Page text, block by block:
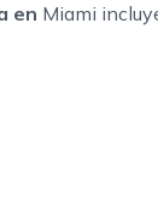
en Miami